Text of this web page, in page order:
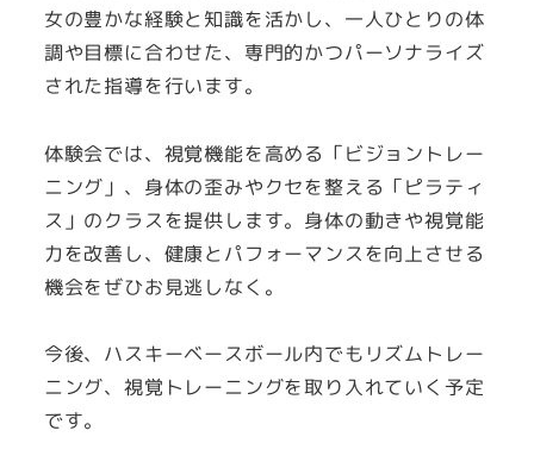
女の豊かな経験と知識を活かし、一人ひとりの体
調や目標に合わせた、専門的かつパーソナライズ
された指導を行います。
体験会では、視覚機能を高める「ビジョントレー
ニング」、身体の歪みやクセを整える「ピラティ
ス」のクラスを提供します。身体の動きや視覚能
力を改善し、健康とパフォーマンスを向上させる
機会をぜひお見逃しなく。
今後、ハスキーベースボール内でもリズムトレー
ニング、視覚トレーニングを取り入れていく予定
です。